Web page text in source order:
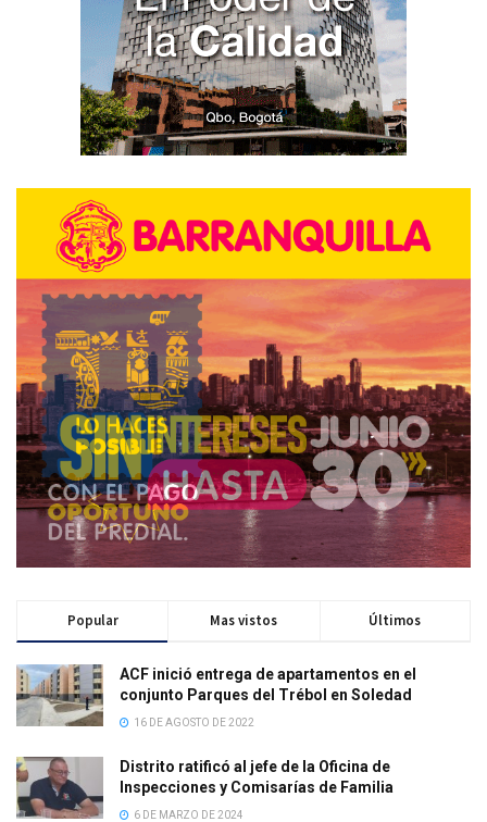
Popular Mas vistos Últimos
ACF inició entrega de apartamentos en el
conjunto Parques del Trébol en Soledad
16 DE AGOSTO DE 2022
Distrito ratificó al jefe de la Oficina de
Inspecciones y Comisarías de Familia
6 DE MARZO DE 2024